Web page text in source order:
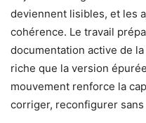
deviennent lisibles, et les
cohérence. Le travail
documentation active de
riche que la version
mouvement renforce la
corriger, reconfigurer